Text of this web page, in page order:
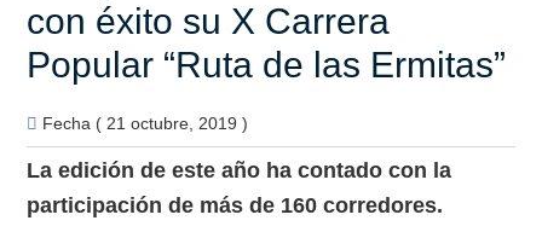
con éxito su X Carrera
Popular “Ruta de las Ermitas”
Fecha ( 21 octubre, 2019 )
La edición de este año ha contado con la
participación de más de 160 corredores.